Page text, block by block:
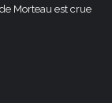
Morteau est crue